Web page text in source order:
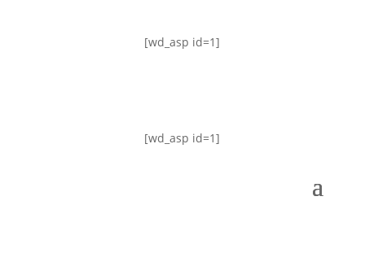
[wd_asp id=1]
[wd_asp id=1]